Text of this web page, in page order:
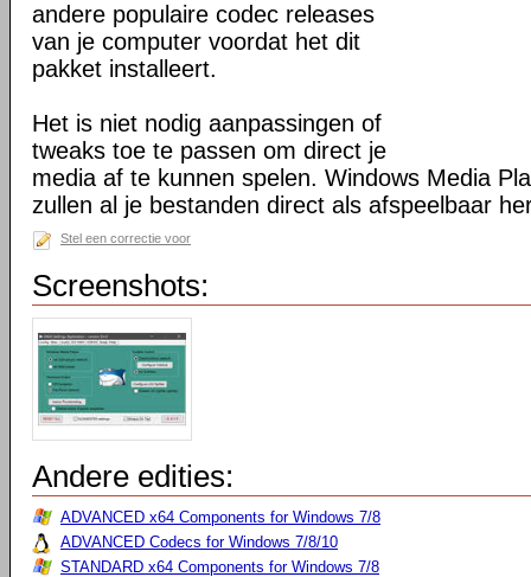
andere populaire codec releases
van je computer voordat het dit
pakket installeert.
Het is niet nodig aanpassingen of
tweaks toe te passen om direct je
media af te kunnen spelen. Windows Media
zullen al je bestanden direct als afspeelbaar
Stel een correctie voor
Screenshots:
Andere edities:
ADVANCED x64 Components for Windows 7/8
ADVANCED Codecs for Windows 7/8/10
STANDARD x64 Components for Windows 7/8